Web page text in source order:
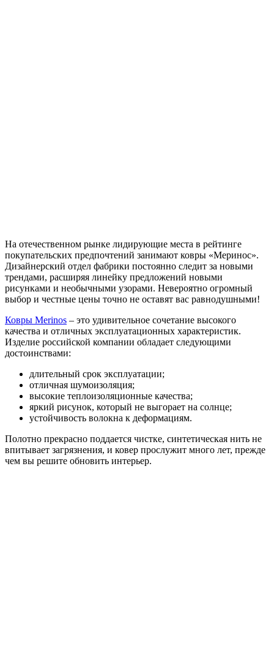
На отечественном рынке лидирующие места в рейтинге
покупательских предпочтений занимают ковры «Меринос».
Дизайнерский отдел фабрики постоянно следит за новыми
трендами, расширяя линейку предложений новыми
рисунками и необычными узорами. Невероятно огромный
выбор и честные цены точно не оставят вас равнодушными!
Ковры Merinos – это удивительное сочетание высокого
качества и отличных эксплуатационных характеристик.
Изделие российской компании обладает следующими
достоинствами:
длительный срок эксплуатации;
отличная шумоизоляция;
высокие теплоизоляционные качества;
яркий рисунок, который не выгорает на солнце;
устойчивость волокна к деформациям.
Полотно прекрасно поддается чистке, синтетическая нить не
впитывает загрязнения, и ковер прослужит много лет, прежде
чем вы решите обновить интерьер.